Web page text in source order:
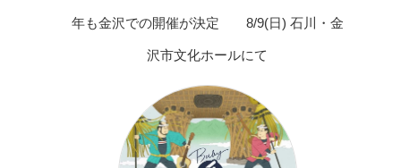
年も金沢での開催が決定 8/9(日) 石川・金
沢市文化ホールにて